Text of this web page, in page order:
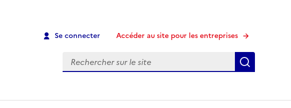
Se connecter Accéder au site pour les entreprises
Recherche